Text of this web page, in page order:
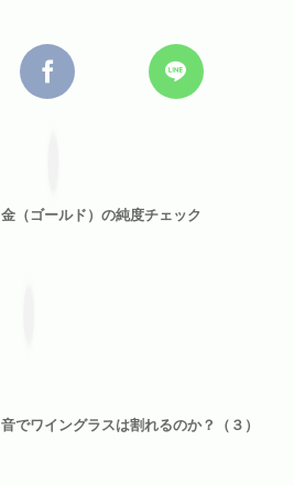
金（ゴールド）の純度チェック
音でワイングラスは割れるのか？（３）